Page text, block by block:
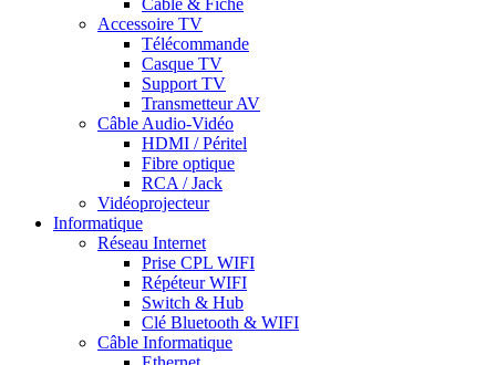
Accessoire TV
Télécommande
Casque TV
Support TV
Transmetteur AV
Câble Audio-Vidéo
HDMI / Péritel
Fibre optique
RCA / Jack
Vidéoprojecteur
Informatique
Réseau Internet
Prise CPL WIFI
Répéteur WIFI
Switch & Hub
Clé Bluetooth & WIFI
Câble Informatique